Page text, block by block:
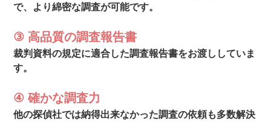
で、より綿密な調査が可能です。
③ 高品質の調査報告書
裁判資料の規定に適合した調査報告書をお渡ししていま
す。
④ 確かな調査力
他の探偵社では納得出来なかった調査の依頼も多数解決